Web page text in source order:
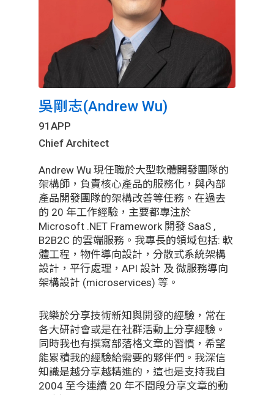
吳剛志(Andrew Wu)
91APP
Chief Architect
Andrew Wu 現任職於大型軟體開發團隊的
架構師，負責核心產品的服務化，與內部
產品開發團隊的架構改善等任務。在過去
的 20 年工作經驗，主要都專注於
Microsoft .NET Framework 開發 SaaS ,
B2B2C 的雲端服務。我專長的領域包括: 軟
體工程，物件導向設計，分散式系統架構
設計，平行處理，API 設計 及 微服務導向
架構設計 (microservices) 等。
我樂於分享技術新知與開發的經驗，常在
各大研討會或是在社群活動上分享經驗。
同時我也有撰寫部落格文章的習慣，希望
能累積我的經驗給需要的夥伴們。我深信
知識是越分享越精進的，這也是支持我自
2004 至今連續 20 年不間段分享文章的動